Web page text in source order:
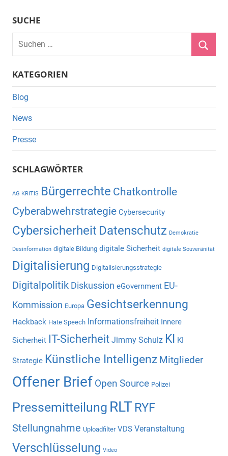
SUCHE
Suchen
KATEGORIEN
Blog
News
Presse
SCHLAGWÖRTER
AG KRITIS Bürgerrechte Chatkontrolle
Cyberabwehrstrategie Cybersecurity
Cybersicherheit Datenschutz Demokratie
Desinformation digitale Bildung digitale Sicherheit digitale Souveränität
Digitalisierung Digitalisierungsstrategie
Digitalpolitik Diskussion eGovernment EU-
Kommission Europa Gesichtserkennung
Hackback Hate Speech Informationsfreiheit Innere
Sicherheit IT-Sicherheit Jimmy Schulz KI KI
Strategie Künstliche Intelligenz Mitglieder
Offener Brief Open Source Polizei
Pressemitteilung RLT RYF
Stellungnahme Uploadfilter VDS Veranstaltung
Verschlüsselung Video